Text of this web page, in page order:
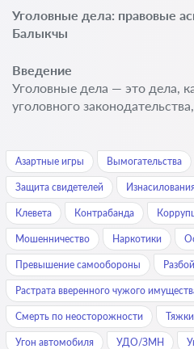
Уголовные дела: правовые
Балыкчы
Введение
Уголовные дела — это дела,
уголовного
Азартные игры Вымогательства
Защита свидетелей
Клевета Контрабанда
Мошенничество Наркотики
Превышение самообороны Разбой
Растрата вверенного чужого
Смерть по неосторожности
Угон автомобиля УДО/ЗМН